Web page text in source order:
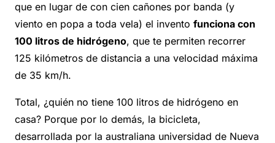
que en lugar de con cien cañones por banda (y
viento en popa a toda vela) el invento funciona con
100 litros de hidrógeno, que te permiten recorrer
125 kilómetros de distancia a una velocidad máxima
de 35 km/h.
Total, ¿quién no tiene 100 litros de hidrógeno en
casa? Porque por lo demás, la bicicleta,
desarrollada por la australiana universidad de Nueva